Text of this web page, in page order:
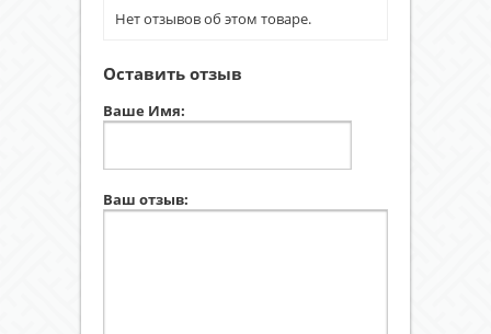
Нет отзывов об этом товаре.
Оставить отзыв
Ваше Имя:
Ваш отзыв: